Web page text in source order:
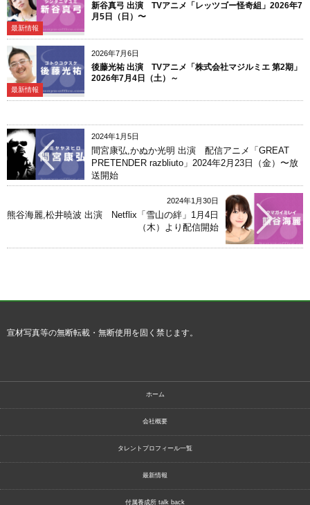
最新情報
新谷真弓 出演 TVアニメ「レッツゴー怪奇組」2026年7
月5日（日）〜
2026年7月6日
最新情報
後藤光祐 出演 TVアニメ「株式会社マジルミエ 第2期」
2026年7月4日（土）～
2024年1月5日
間宮康弘,かぬか光明 出演 配信アニメ「GREAT
PRETENDER razbliuto」2024年2月23日（金）〜放
送開始
2024年1月30日
熊谷海麗,松井暁波 出演 Netflix「雪山の絆」1月4日
（木）より配信開始
宣材写真等の無断転載・無断使用を固く禁じます。
ホーム
会社概要
タレントプロフィール一覧
最新情報
付属養成所 talk back